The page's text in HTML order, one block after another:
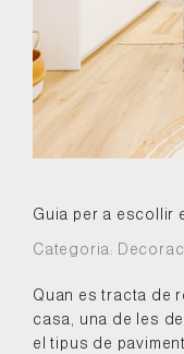
Guia per a escollir
Categoria:
Quan es tracta de
casa, una de les
el tipus de